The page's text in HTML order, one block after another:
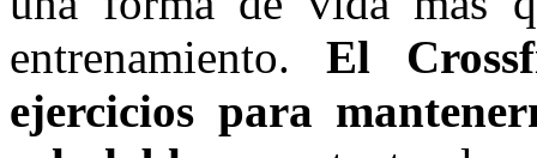
entrenamiento.El
ejercicios para